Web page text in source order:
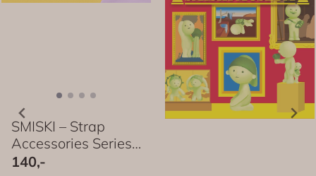
SMISKI – Strap
Accessories Series
3 – Blindboks
140,-